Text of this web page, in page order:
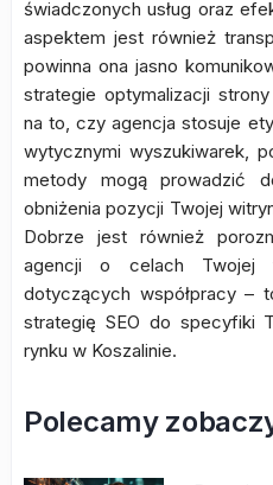
świadczonych usług oraz
aspektem jest również
powinna ona jasno
strategie optymalizacji
na to, czy agencja stosuje
wytycznymi wyszukiwarek,
metody mogą prowadzić
obniżenia pozycji Twojej
Dobrze jest również
agencji o celach Twojej
dotyczących współpracy –
strategię SEO do specyfiki
rynku w Koszalinie.
Polecamy